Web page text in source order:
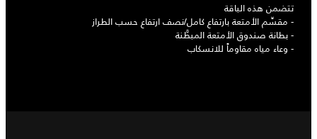
تتضمن هذه الباقة
- مقسِّم الأمتعة بارتفاع كامل/نصف ارتفاع حسب الطراز
- بطانة صندوق الأمتعة المبطَّنة
- وعاء مياه مقاوماً للانسكاب